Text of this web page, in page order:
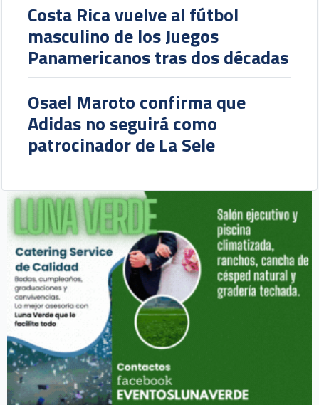
Costa Rica vuelve al fútbol
masculino de los Juegos
Panamericanos tras dos décadas
Osael Maroto confirma que
Adidas no seguirá como
patrocinador de La Sele